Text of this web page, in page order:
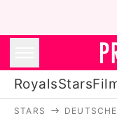
RoyalsStars
STARS